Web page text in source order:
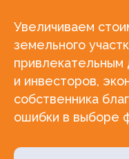
Увеличиваем
земельного
и инвесторов,
собственника
ошибки в выборе